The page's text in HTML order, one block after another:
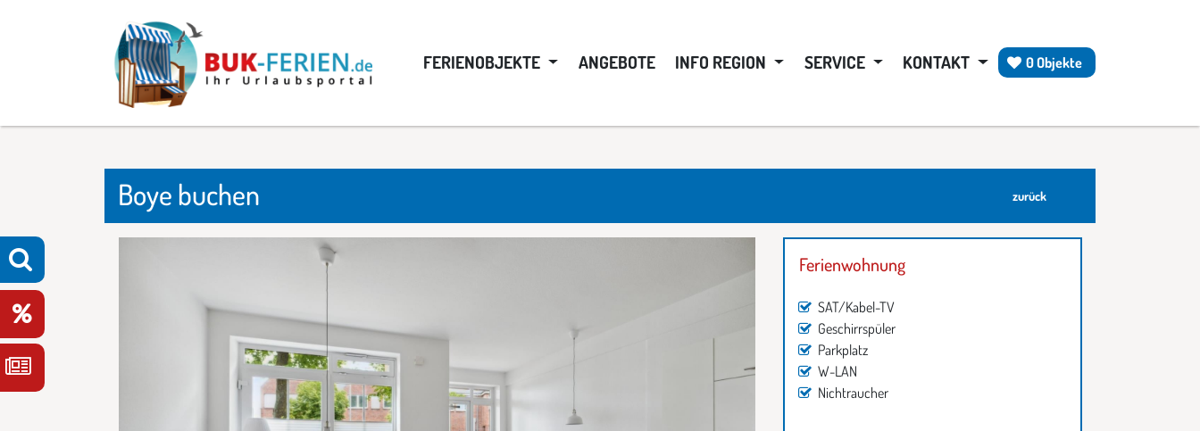
FERIENOBJEKTE ANGEBOTE INFO REGION SERVICE KONTAKT 0 Objekte
Boye buchen zurück
Ferienwohnung
SAT/Kabel-TV
Geschirrspüler
Parkplatz
W-LAN
Nichtraucher